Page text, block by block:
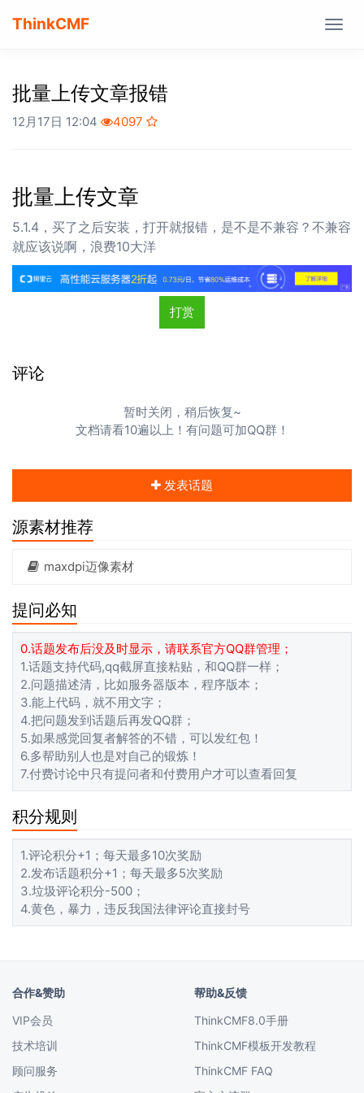
ThinkCMF
批量上传文章报错
12月17日 12:04 4097
批量上传文章
5.1.4，买了之后安装，打开就报错，是不是不兼容？不兼容
就应该说啊，浪费10大洋
打赏
评论
暂时关闭，稍后恢复~
文档请看10遍以上！有问题可加QQ群！
发表话题
源素材推荐
maxdpi迈像素材
提问必知
0.话题发布后没及时显示，请联系官方QQ群管理；
1.话题支持代码,qq截屏直接粘贴，和QQ群一样；
2.问题描述清，比如服务器版本，程序版本；
3.能上代码，就不用文字；
4.把问题发到话题后再发QQ群；
5.如果感觉回复者解答的不错，可以发红包！
6.多帮助别人也是对自己的锻炼！
7.付费讨论中只有提问者和付费用户才可以查看回复
积分规则
1.评论积分+1；每天最多10次奖励
2.发布话题积分+1；每天最多5次奖励
3.垃圾评论积分-500；
4.黄色，暴力，违反我国法律评论直接封号
合作&赞助
VIP会员
技术培训
顾问服务
帮助&反馈
ThinkCMF8.0手册
ThinkCMF模板开发教程
ThinkCMF FAQ